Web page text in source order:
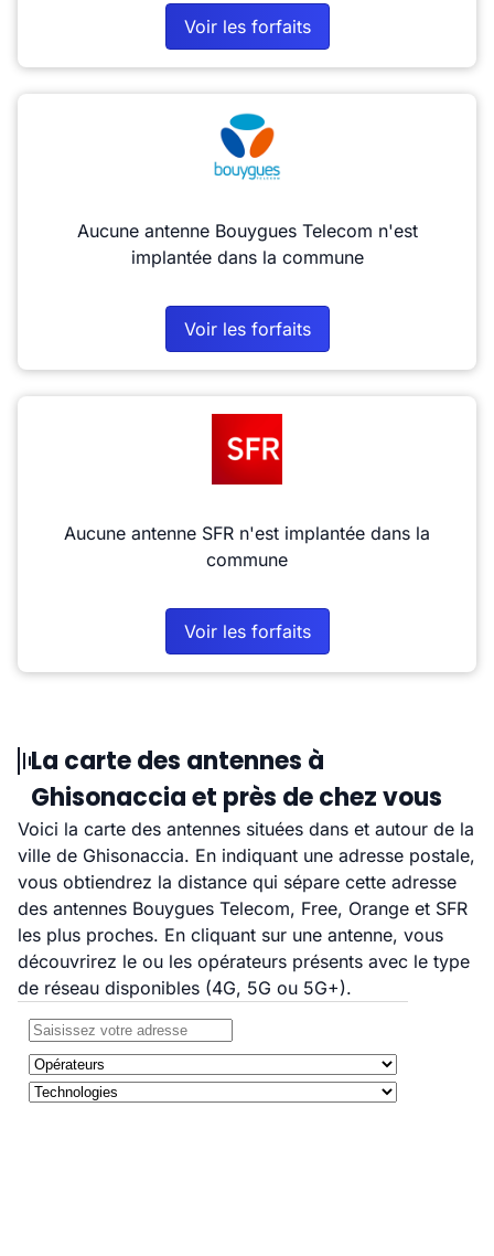
Voir les forfaits
Aucune antenne Bouygues Telecom n'est
implantée dans la commune
Voir les forfaits
Aucune antenne SFR n'est implantée dans la
commune
Voir les forfaits
La carte des antennes à
Ghisonaccia et près de chez vous
Voici la carte des antennes situées dans et autour de la
ville de Ghisonaccia. En indiquant une adresse postale,
vous obtiendrez la distance qui sépare cette adresse
des antennes Bouygues Telecom, Free, Orange et SFR
les plus proches. En cliquant sur une antenne, vous
découvrirez le ou les opérateurs présents avec le type
de réseau disponibles (4G, 5G ou 5G+).